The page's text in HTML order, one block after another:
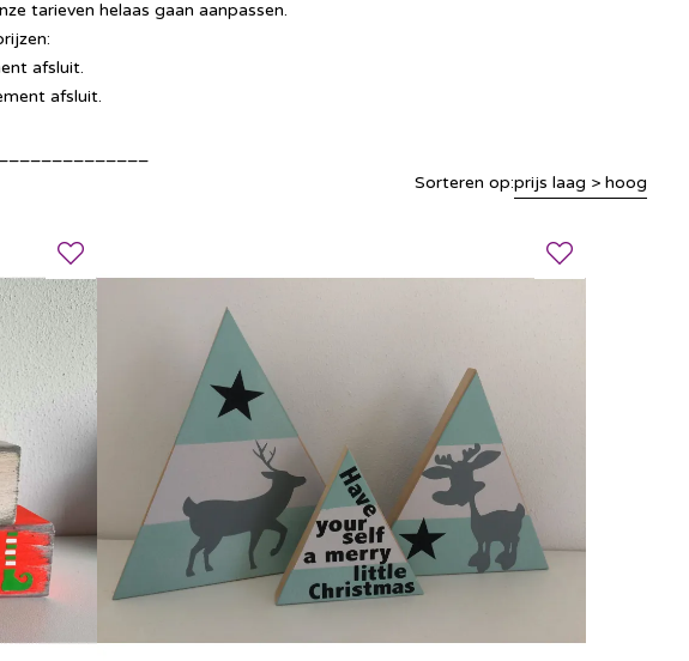
tarieven helaas gaan aanpassen.
afsluit.
afsluit.
Sorteren op:prijs laag > hoog